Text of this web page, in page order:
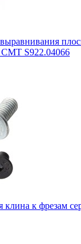
S922.04066
клина к фрезам